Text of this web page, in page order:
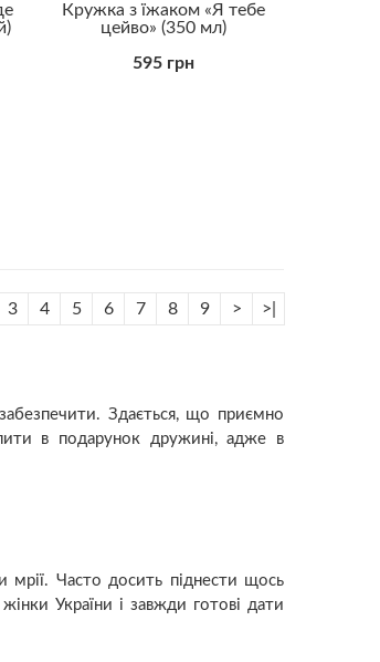
Кружка з їжаком «Я тебе
цейво» (350 мл)
595 грн
3 4 5 6 7 8 9 > >|
Здається, що приємно
в подарунок дружині, адже в
мрії. Часто досить піднести щось
України і завжди готові дати